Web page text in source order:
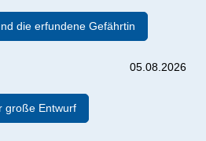
die erfundene Gefährtin
05.08.2026
große Entwurf